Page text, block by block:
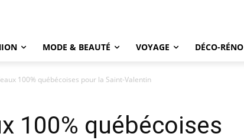
MODE & BEAUTÉ VOYAGE DÉCO-RÉNO
100% québécoises pour la Saint-Valentin
100% québécoises